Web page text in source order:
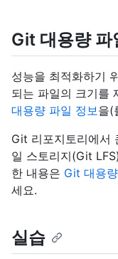
Git 대용량 파
성능을 최적화하기
되는 파일의 크기를
대용량 파일 정보 을(
Git 리포지토리에서
일 스토리지(Git
한 내용은 Git 대용
세요.
실습